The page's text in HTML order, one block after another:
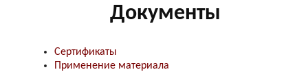
Документы
Сертификаты
Применение материала